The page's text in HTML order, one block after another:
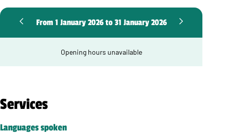
From 1 January 2026 to 31 January 2026
Opening hours unavailable
Services
Languages spoken